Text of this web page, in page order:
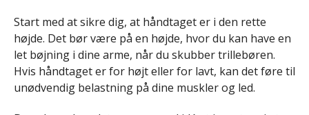
Start med at sikre dig, at håndtaget er i den rette
højde. Det bør være på en højde, hvor du kan have en
let bøjning i dine arme, når du skubber trillebøren.
Hvis håndtaget er for højt eller for lavt, kan det føre til
unødvendig belastning på dine muskler og led.